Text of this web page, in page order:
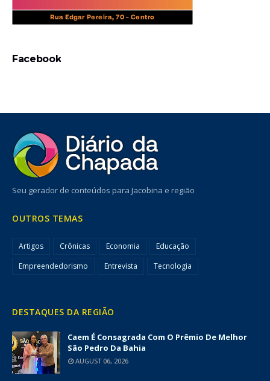
Facebook
Seu gerador de conteúdos para Jacobina e região
OUTROS TEMAS
Artigos Crônicas Economia
Educação
Empreendedorismo
Entrevista Tecnologia
DESTAQUES DA REGIÃO
Caem É Consagrada Com O Prêmio De Melhor
São Pedro Da Bahia
AUGUST 06, 2026